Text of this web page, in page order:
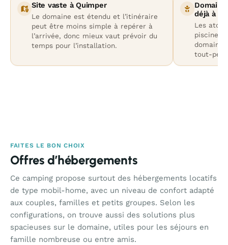
Site vaste à Quimper
Le domaine est étendu et l’itinéraire
peut être moins simple à repérer à
l’arrivée, donc mieux vaut prévoir du
temps pour l’installation.
déjà à
Les
piscine,
tout-
FAITES LE BON CHOIX
Offres d’hébergements
Ce camping propose surtout des hébergements locatifs
de type mobil-home, avec un niveau de confort adapté
aux couples, familles et petits groupes. Selon les
configurations, on trouve aussi des solutions plus
spacieuses sur le domaine, utiles pour les séjours en
famille nombreuse ou entre amis.